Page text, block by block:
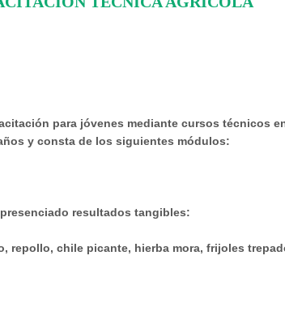
para jóvenes mediante cursos técnicos
y consta de los siguientes módulos:
resultados tangibles:
chile picante, hierba mora, frijoles